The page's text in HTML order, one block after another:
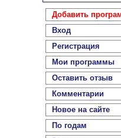
Добавить
Вход
Регистрация
Мои программы
Оставить отзыв
Комментарии
Новое на сайте
По годам